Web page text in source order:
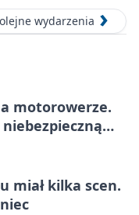
wydarzenia
motorowerze.
miał kilka scen.